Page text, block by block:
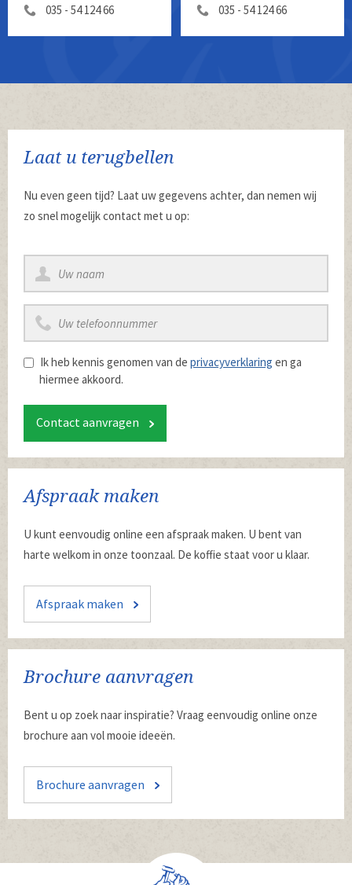
035 - 54 124 66
035 - 54 124 66
Laat u terugbellen
Nu even geen tijd? Laat uw gegevens achter, dan nemen wij
zo snel mogelijk contact met u op:
Ik heb kennis genomen van de privacyverklaring en ga
hiermee akkoord.
Contact aanvragen
Afspraak maken
U kunt eenvoudig online een afspraak maken. U bent van
harte welkom in onze toonzaal. De koffie staat voor u klaar.
Afspraak maken
Brochure aanvragen
Bent u op zoek naar inspiratie? Vraag eenvoudig online onze
brochure aan vol mooie ideeën.
Brochure aanvragen